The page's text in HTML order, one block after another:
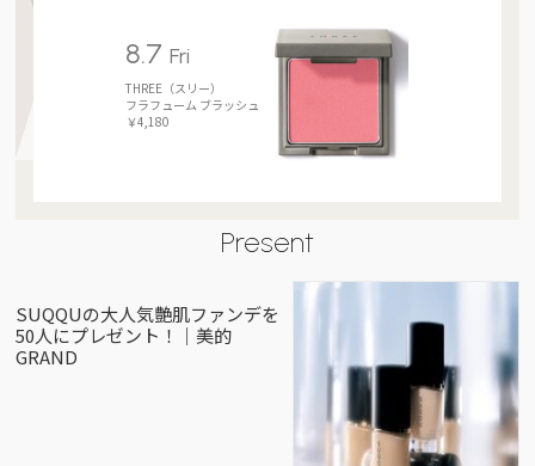
8.7Fri
THREE（スリー）
フラフューム ブラッシュ
￥4,180
Present
SUQQUの大人気艶肌ファンデを
50人にプレゼント！｜美的
GRAND